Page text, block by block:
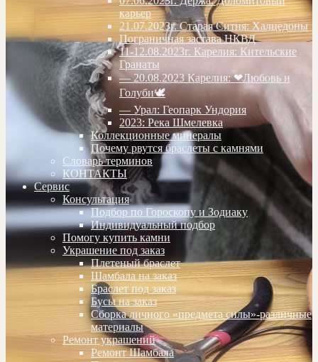
карьер
21.07.2023г. Старая Ситня: Халцедоны
Пограничная застава НКВД
11-12.08.2023г. Карелия: Кительские
Гранаты
— 20.08.2023 Карелия: ❤Любовь и
Голуби🕊
— Урал: Геопарк Ундория
2023: Река Шмелевка
Коллекционные минералы
Почему рвутся браслеты с камнями
Словарь терминов
КОНТАКТЫ
Сервис
Консультация
Подбор по Гороскопу и Зодиаку
Индивидуальный подбор
Помогу купить камни
Украшение под заказ
Плетеный браслет
Шамбала на заказ
Браслет под заказ
Бусы на заказ
Сборка личного «предмета силы»-различные
материалы
Ремонт украшений
Ремонт Шамбала